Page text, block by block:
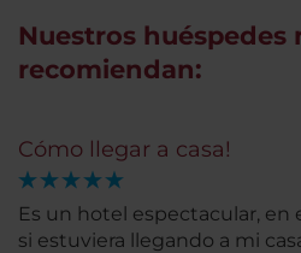
Nuestros huéspedes
recomiendan:
Cómo llegar a casa!
Es un hotel espectacular,
si estuviera llegando a mi